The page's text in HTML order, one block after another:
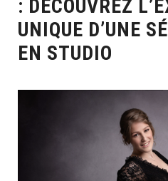
: DÉCOUVREZ
UNIQUE D’UNE
EN STUDIO